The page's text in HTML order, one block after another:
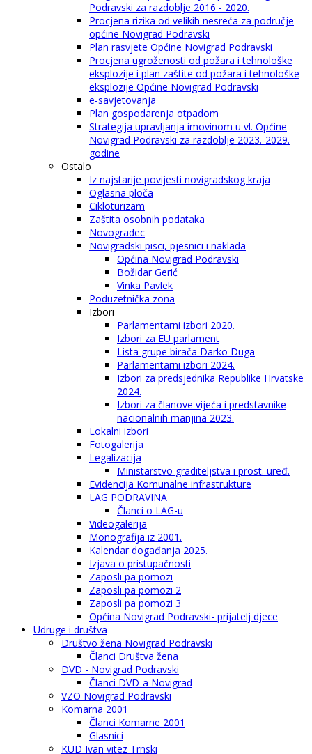
Podravski za razdoblje 2016 - 2020.
Procjena rizika od velikih nesreća za područje
općine Novigrad Podravski
Plan rasvjete Općine Novigrad Podravski
Procjena ugroženosti od požara i tehnološke
eksplozije i plan zaštite od požara i tehnološke
eksplozije Općine Novigrad Podravski
e-savjetovanja
Plan gospodarenja otpadom
Strategija upravljanja imovinom u vl. Općine
Novigrad Podravski za razdoblje 2023.-2029.
godine
Ostalo
Iz najstarije povijesti novigradskog kraja
Oglasna ploča
Cikloturizam
Zaštita osobnih podataka
Novogradec
Novigradski pisci, pjesnici i naklada
Općina Novigrad Podravski
Božidar Gerić
Vinka Pavlek
Poduzetnička zona
Izbori
Parlamentarni izbori 2020.
Izbori za EU parlament
Lista grupe birača Darko Duga
Parlamentarni izbori 2024.
Izbori za predsjednika Republike Hrvatske
2024.
Izbori za članove vijeća i predstavnike
nacionalnih manjina 2023.
Lokalni izbori
Fotogalerija
Legalizacija
Ministarstvo graditeljstva i prost. uređ.
Evidencija Komunalne infrastrukture
LAG PODRAVINA
Članci o LAG-u
Videogalerija
Monografija iz 2001.
Kalendar događanja 2025.
Izjava o pristupačnosti
Zaposli pa pomozi
Zaposli pa pomozi 2
Zaposli pa pomozi 3
Općina Novigrad Podravski- prijatelj djece
Udruge i društva
Društvo žena Novigrad Podravski
Članci Društva žena
DVD - Novigrad Podravski
Članci DVD-a Novigrad
VZO Novigrad Podravski
Komarna 2001
Članci Komarne 2001
Glasnici
KUD Ivan vitez Trnski